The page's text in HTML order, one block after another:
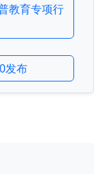
教育专项行
发布